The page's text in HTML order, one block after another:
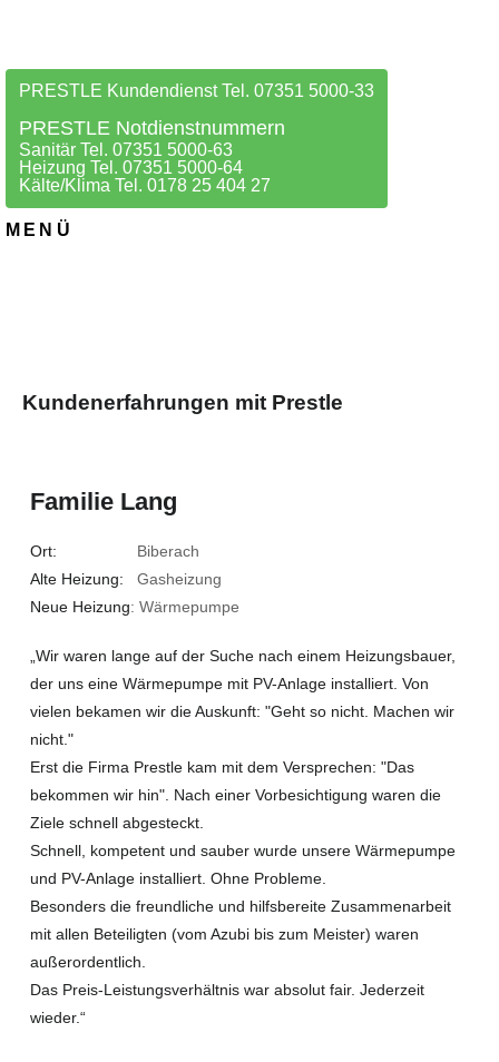
PRESTLE Kundendienst Tel. 07351 5000-33
PRESTLE Notdienstnummern
Sanitär Tel. 07351 5000-63
Heizung Tel. 07351 5000-64
Kälte/Klima Tel. 0178 25 404 27
MENÜ
Kundenerfahrungen mit Prestle
Familie Lang
Ort: Biberach
Alte Heizung: Gasheizung
Neue Heizung: Wärmepumpe
„Wir waren lange auf der Suche nach einem Heizungsbauer,
der uns eine Wärmepumpe mit PV-Anlage installiert. Von
vielen bekamen wir die Auskunft: "Geht so nicht. Machen wir
nicht."
Erst die Firma Prestle kam mit dem Versprechen: "Das
bekommen wir hin". Nach einer Vorbesichtigung waren die
Ziele schnell abgesteckt.
Schnell, kompetent und sauber wurde unsere Wärmepumpe
und PV-Anlage installiert. Ohne Probleme.
Besonders die freundliche und hilfsbereite Zusammenarbeit
mit allen Beteiligten (vom Azubi bis zum Meister) waren
außerordentlich.
Das Preis-Leistungsverhältnis war absolut fair. Jederzeit
wieder.“